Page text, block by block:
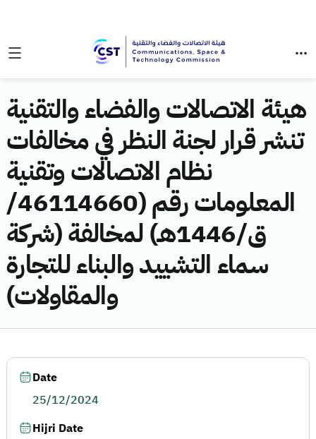
هيئة الاتصالات والفضاء والتقنية
تنشر قرار لجنة النظر في مخالفات
نظام الاتصالات وتقنية
المعلومات رقم (46114660/
ق/1446هـ) لمخالفة (شركة
سماء التشييد والبناء للتجارة
والمقاولات)
Date
25/12/2024
Hijri Date